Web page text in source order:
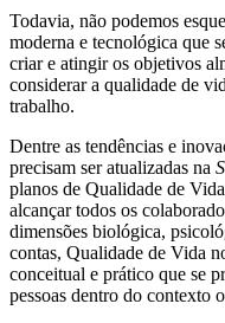
Todavia, não podemos
moderna e tecnológica que
criar e atingir os objetivos
considerar a qualidade de
trabalho.
Dentre as tendências e
precisam ser atualizadas na
planos de Qualidade de
alcançar todos os
dimensões biológica,
contas, Qualidade de Vida
conceitual e prático que se
pessoas dentro do contexto